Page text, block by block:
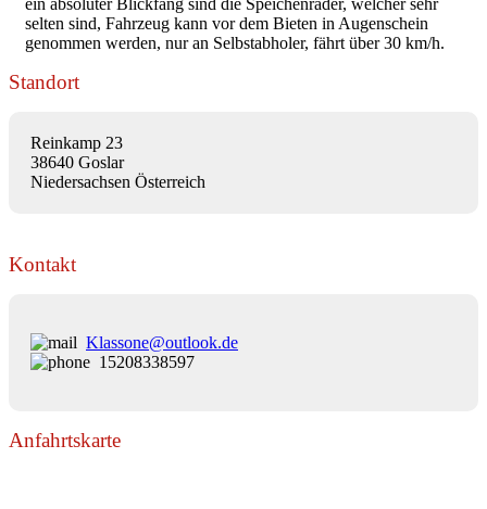
selten sind, Fahrzeug kann vor dem Bieten in Augenschein
genommen werden, nur an Selbstabholer, fährt über 30 km/h.
Standort
Reinkamp 23
38640 Goslar
Niedersachsen Österreich
Kontakt
Klassone@outlook.de
15208338597
Anfahrtskarte